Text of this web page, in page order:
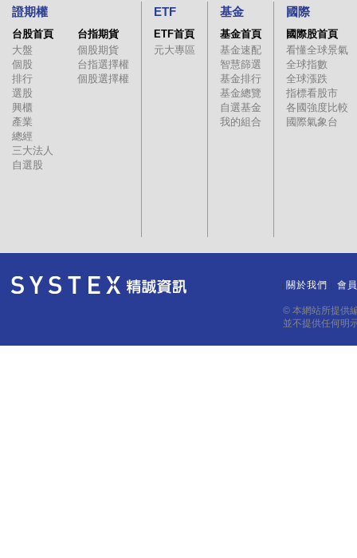
證期權
台股首頁
大盤
個股
排行
選股
興櫃
產業
總經
三大法人
自選股
台指期貨
個股期貨
台指選擇權
個股選擇權
ETF
ETF首頁
元大專區
基金
基金首頁
基金速配
智慧篩選
基金排行
基金總覽
自選基金
我的組合
國際
國際股首頁
看懂全球景氣
全球指數
全球漲跌
指標看股市
各國強度比較
國際氣象台
關於我們 會
© 本網站所提供
並不提供任何明